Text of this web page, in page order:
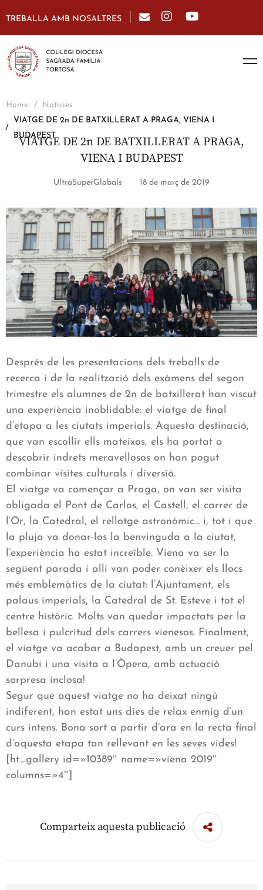
TREBALLA AMB NOSALTRES
Home
Notícies
VIATGE DE 2n DE BATXILLERAT A PRAGA, VIENA I
BUDAPEST
VIATGE DE 2n DE BATXILLERAT A PRAGA,
VIENA I BUDAPEST
UltraSuperGlobals 18 de març de 2019
Després de les presentacions dels treballs de
recerca i de la realització dels exàmens del segon
trimestre els alumnes de 2n de batxillerat han viscut
una experiència inoblidable: el viatge de final
d’etapa a les ciutats imperials. Aquesta destinació,
que van escollir ells mateixos, els ha portat a
descobrir indrets meravellosos on han pogut
combinar visites culturals i diversió.
El viatge va començar a Praga, on van ser visita
obligada el Pont de Carlos, el Castell, el carrer de
l’Or, la Catedral, el rellotge astronòmic… i, tot i que
la pluja va donar-los la benvinguda a la ciutat,
l’experiència ha estat increïble. Viena va ser la
següent parada i allí van poder conèixer els llocs
més emblemàtics de la ciutat: l’Ajuntament, els
palaus imperials, la Catedral de St. Esteve i tot el
centre històric. Molts van quedar impactats per la
bellesa i pulcritud dels carrers vienesos. Finalment,
el viatge va acabar a Budapest, amb un creuer pel
Danubi i una visita a l’Òpera, amb actuació
sorpresa inclosa!
Segur que aquest viatge no ha deixat ningú
indiferent, han estat uns dies de relax enmig d’un
curs intens. Bona sort a partir d’ara en la recta final
d’aquesta etapa tan rellevant en les seves vides!
[ht_gallery id=»10389″ name=»viena 2019″
columns=»4″]
Comparteix aquesta publicació